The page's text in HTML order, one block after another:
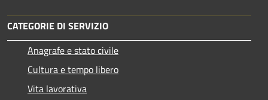
CATEGORIE DI SERVIZIO
Anagrafe e stato civile
Cultura e tempo libero
Vita lavorativa